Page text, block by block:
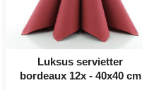
Luksus servietter
bordeaux 12x - 40x40 cm